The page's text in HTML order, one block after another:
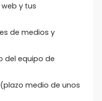
y tus
de medios y
del equipo de
(plazo medio de unos